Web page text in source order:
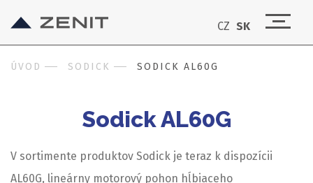
CZ SK
ÚVOD SODICK SODICK AL60G
Sodick AL60G
V sortimente produktov Sodick je teraz k dispozícii
AL60G, lineárny motorový pohon hĺbiaceho